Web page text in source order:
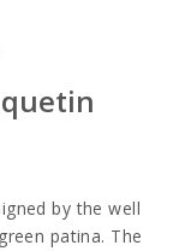
by the well
patina. The